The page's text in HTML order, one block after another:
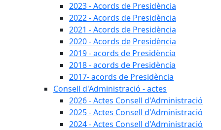
2023 - Acords de Presidència
2022 - Acords de Presidència
2021 - Acords de Presidència
2020 - Acords de Presidència
2019 - acords de Presidència
2018 - acords de Presidència
2017- acords de Presidència
Consell d'Administració - actes
2026 - Actes Consell d'Administració
2025 - Actes Consell d'Administració
2024 - Actes Consell d'Administració